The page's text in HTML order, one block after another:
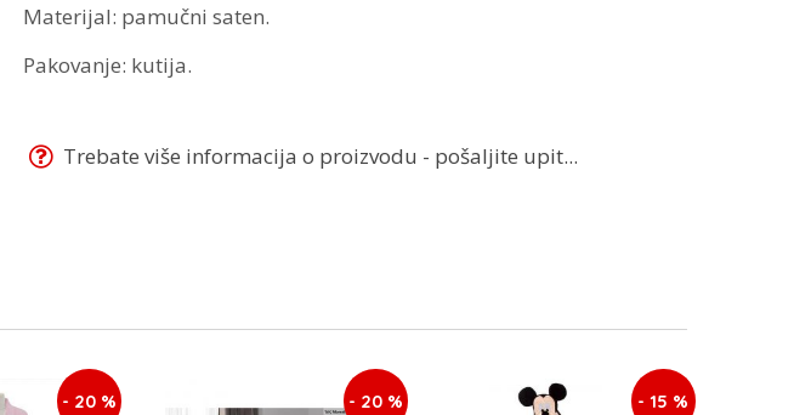
Materijal: pamučni saten.
Pakovanje: kutija.
Trebate više informacija o proizvodu - pošaljite upit...
- 20 % - 20 % - 15 %